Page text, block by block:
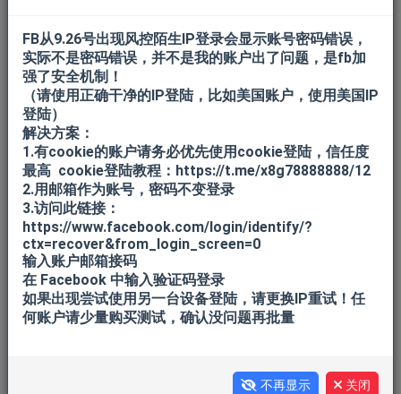
所有产品 FB新账户
FB老账户
FB北美 谷歌邮箱/YOUTUBE
微软邮箱
飞机API 1-30天 飞机API 180天+
TK满月千粉
FB从9.26号出现风控陌生IP登录会显示账号密码错误，
实际不是密码错误，并不是我的账户出了问题，是fb加
强了安全机制！
（请使用正确干净的IP登陆，比如美国账户，使用美国IP
登陆）
解决方案：
1.有cookie的账户请务必优先使用cookie登陆，信任度
最高 cookie登陆教程：https://t.me/x8g78888888/12
2.用邮箱作为账号，密码不变登录
3.访问此链接：
https://www.facebook.com/login/identify/?
ctx=recover&from_login_screen=0
输入账户邮箱接码
在 Facebook 中输入验证码登录
如果出现尝试使用另一台设备登陆，请更换IP重试！任
何账户请少量购买测试，确认没问题再批量
不再显示 关闭